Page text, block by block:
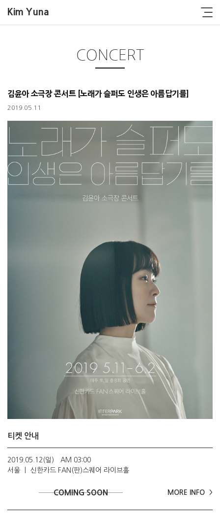
Kim Yuna
CONCERT
김윤아 소극장 콘서트 [노래가 슬퍼도 인생은 아름답기를]
2019.05.11
티켓 안내
2019.05.12(일)
AM 03:00
서울
신한카드 FAN(판)스퀘어 라이브홀
COMING SOON MORE INFO